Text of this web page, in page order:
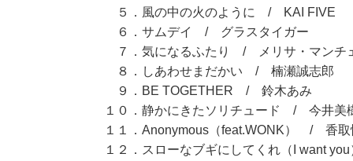
５．風の中の火のように / KAI FIVE
６．サムデイ / グラスタイガー
７．気になるふたり / メリサ・マンチ
８．しあわせまだかい / 楠瀬誠志郎
９．BE TOGETHER / 鈴木あみ
１０．静かにきたソリチュード / 今井美
１１．Anonymous（feat.WONK） / 香取
１２．スローなブギにしてくれ（I want